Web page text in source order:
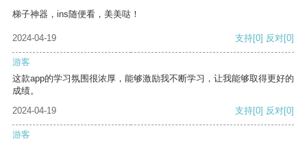
梯子神器，ins随便看，美美哒！
2024-04-19 支持[0] 反对[0]
游客
这款app的学习氛围很浓厚，能够激励我不断学习，让我能够取得更好的
成绩。
2024-04-19
支持[0] 反对[0]
游客